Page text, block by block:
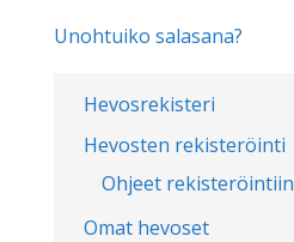
Hevosrekisteri
Hevosten rekisteröinti
Ohjeet rekisteröintiin
Omat hevoset
Unohtuiko salasana?